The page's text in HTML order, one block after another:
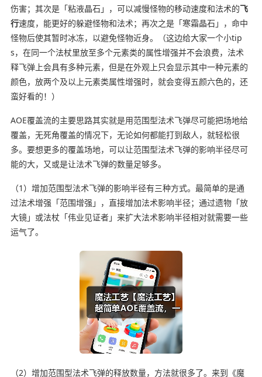
伤害；其次是「粘液晶石」，可以减慢怪物的移动速度和法术的飞
行速度，能更好的躲避怪物和法术；再次之是「寒霜晶石」，命中
怪物后使其暂时冰冻，以避免怪物近身。（这边给大家一个小tip
s，在同一个法杖里放至多个元素类的属性增强并不会浪费，法术
释飞弹上会具有多种元素，但是在外观上只会显示其中一种元素的
颜色，放两个及以上元素类属性增强时，就会变得五颜六色的，还
蛮好看的！）
AOE覆盖流的主要思路其实就是用范围型法术飞弹尽可能把场地给
覆盖，无死角覆盖的情况下，无论如何都能打到敌人，就轻松很
多。要想更多的覆盖场地，可以让范围型法术飞弹的影响半径尽可
能的大，又或是让法术飞弹的数量足够多。
（1）增加范围型法术飞弹的影响半径有三种方式。最简单的是通
过法术增强「范围增强」，直接增加法术影响半径；通过遗物「放
大镜」或法杖「伟业见证者」来扩大法术影响半径相对就需要一些
运气了。
（2）增加范围型法术飞弹的释放数量，方法就很多了。来到《魔